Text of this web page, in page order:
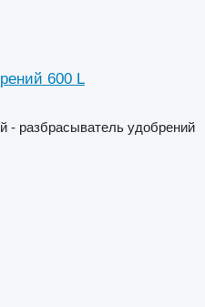
600 L
- разбрасыватель удобрений